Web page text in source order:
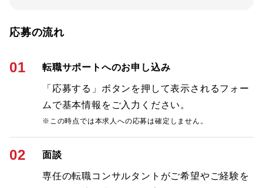
応募の流れ
01 転職サポートへのお申し込み
「応募する」ボタンを押して表示されるフォー
ムで基本情報をご入力ください。
※この時点では本求人への応募は確定しません。
02 面談
専任の転職コンサルタントがご希望やご経験を